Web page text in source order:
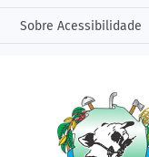
Sobre Acessibilidade
Social
a Rede